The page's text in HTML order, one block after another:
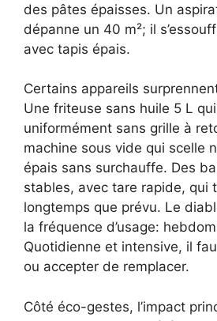
des pâtes épaisses. Un
dépanne un 40 m²; il
avec tapis épais.
Certains appareils
Une friteuse sans huile 5 L
uniformément sans grille à
machine sous vide qui scelle
épais sans surchauffe. Des
stables, avec tare rapide, qui
longtemps que prévu. Le
la fréquence d’usage:
Quotidienne et intensive, il
ou accepter de remplacer.
Côté éco-gestes, l’impact